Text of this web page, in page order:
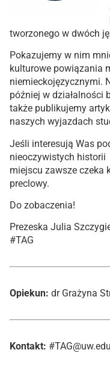
tworzonego w dwóch
Pokazujemy w nim
kulturowe powiązania
niemieckojęzycznymi.
później w działalności
także publikujemy
naszych wyjazdach
Jeśli interesują Was
nieoczywistych
miejscu zawsze czeka
preclowy.
Do zobaczenia!
Prezeska Julia
#TAG
Opiekun: dr Grażyna
Kontakt: